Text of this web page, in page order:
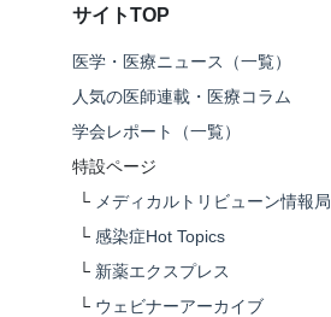
サイトTOP
医学・医療ニュース（一覧）
人気の医師連載・医療コラム
学会レポート（一覧）
特設ページ
└ メディカルトリビューン情報局
└ 感染症Hot Topics
└ 新薬エクスプレス
└ ウェビナーアーカイブ